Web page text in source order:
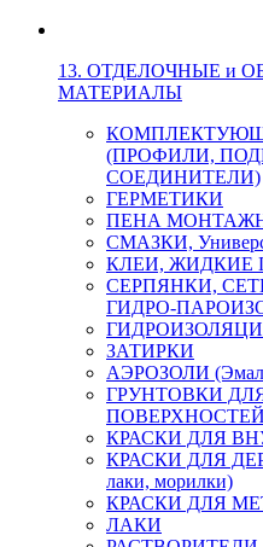
13. ОТДЕЛОЧНЫЕ и
МАТЕРИАЛЫ
(ПРОФИЛИ,
СОЕДИНИТЕЛИ)
ГЕРМЕТИКИ
ПЕНА
СМАЗКИ,
КЛЕИ, ЖИДКИЕ
СЕРПЯНКИ,
ГИДРО-
ЗАТИРКИ
АЭРОЗОЛИ
ГРУНТОВКИ
ПОВЕРХНОСТЕЙ
КРАСКИ ДЛЯ
КРАСКИ ДЛЯ
лаки, морилки)
КРАСКИ ДЛЯ
ЛАКИ